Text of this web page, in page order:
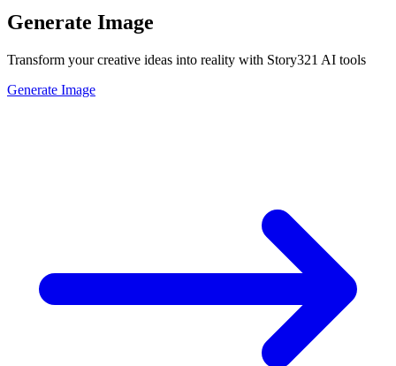
Generate Image
Transform your creative ideas into reality with Story321 AI tools
Generate Image